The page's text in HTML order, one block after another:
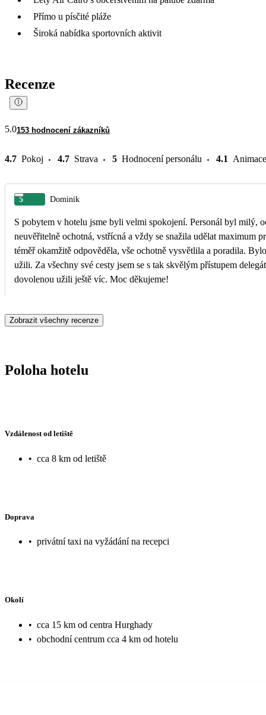
Přímo u písčité pláže
Široká nabídka sportovních aktivit
Recenze
5.0153 hodnocení zákazníků
4.7 Pokoj 4.7 Strava 5 Hodnocení personálu 4.1 Animace
5 Dominik
S pobytem v hotelu jsme byli velmi spokojení. Personál byl milý, ochotný a celý pobyt proběhl
neuvěřitelně ochotná, vstřícná a vždy se snažila udělat
téměř okamžitě odpověděla, vše ochotně vysvětlila a poradila.
užili. Za všechny své cesty jsem se s tak skvělým přístupem delegáta ještě nesetkal. Její profesionalita, ochota a pozitivní přístup byly jedním z důvodů, proč jsme si
dovolenou užili ještě víc. Moc děkujeme!
Zobrazit všechny recenze
Poloha hotelu
Vzdálenost od letiště
• cca 8 km od letiště
Doprava
• privátní taxi na vyžádání na recepci
Okolí
• cca 15 km od centra Hurghady
• obchodní centrum cca 4 km od hotelu